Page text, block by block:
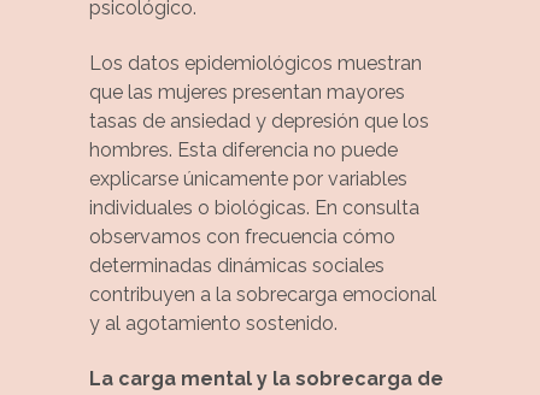
psicológico.
Los datos epidemiológicos muestran
que las mujeres presentan mayores
tasas de ansiedad y depresión que los
hombres. Esta diferencia no puede
explicarse únicamente por variables
individuales o biológicas. En consulta
observamos con frecuencia cómo
determinadas dinámicas sociales
contribuyen a la sobrecarga emocional
y al agotamiento sostenido.
La carga mental y la sobrecarga de